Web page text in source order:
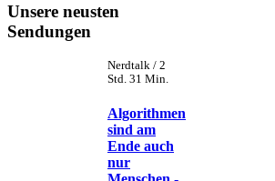
Unsere neusten
Sendungen
Nerdtalk / 2
Std. 31 Min.
Algorithmen
sind am
Ende auch
nur